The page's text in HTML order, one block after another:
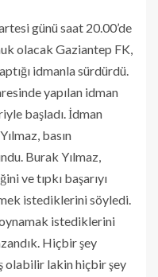
günü saat 20.00’de
olacak Gaziantep FK,
idmanla sürdürdü.
yapılan idman
başladı. İdman
basın
Burak Yılmaz,
ve tıpkı başarıyı
istediklerini söyledi.
istediklerini
Hiçbir şey
olabilir lakin hiçbir şey